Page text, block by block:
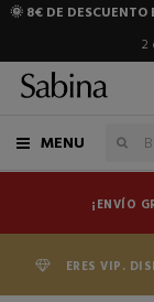
🌞 8€ DE DESCUENTO
2
MENU
¡ENVÍO
ERES VIP.